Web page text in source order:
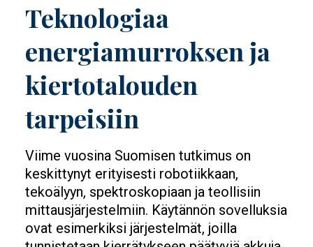
Teknologiaa
energiamurroksen ja
kiertotalouden
tarpeisiin
Viime vuosina Suomisen tutkimus on
keskittynyt erityisesti robotiikkaan,
tekoälyyn, spektroskopiaan ja teollisiin
mittausjärjestelmiin. Käytännön sovelluksia
ovat esimerkiksi järjestelmät, joilla